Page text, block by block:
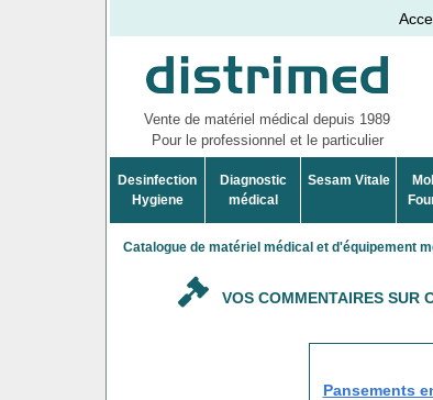
Vente de matériel médical depuis 1989
Pour le professionnel et le particulier
Desinfection
Hygiene
Diagnostic
médical
Sesam Vitale
Catalogue de matériel médical et d'équipement
VOS COMMENTAIRES SUR
Pansements